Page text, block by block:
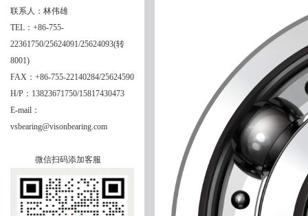
联系人：林伟雄
TEL：+86-755-
22361750/25624091/25624093(转
8001)
FAX：+86-755-22140284/25624590
H/P：13823671750/15817430473
E-mail：
vsbearing@visonbearing.com
微信扫码添加客服